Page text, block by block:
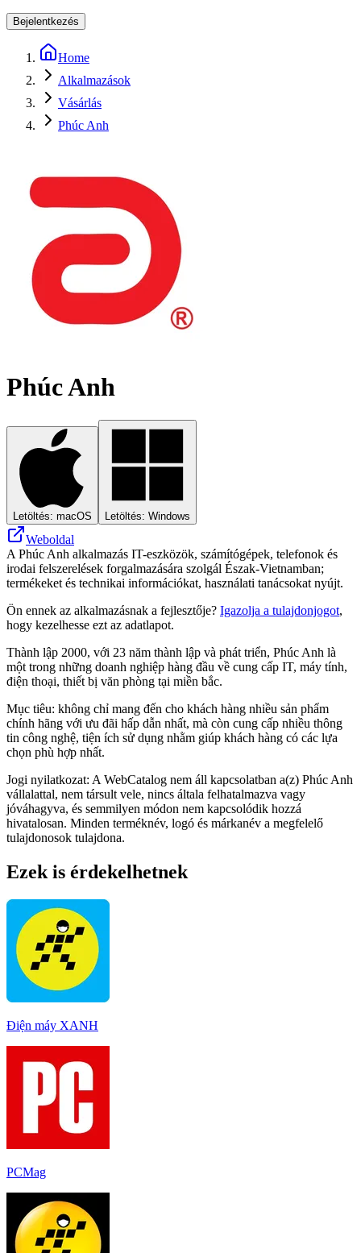
Bejelentkezés
Home
Alkalmazások
Vásárlás
Phúc Anh
Phúc Anh
Letöltés: macOS Letöltés: Windows
Weboldal
A Phúc Anh alkalmazás IT-eszközök, számítógépek, telefonok és
irodai felszerelések forgalmazására szolgál Észak-Vietnamban;
termékeket és technikai információkat, használati tanácsokat nyújt.
Ön ennek az alkalmazásnak a fejlesztője? Igazolja a tulajdonjogot,
hogy kezelhesse ezt az adatlapot.
Thành lập 2000, với 23 năm thành lập và phát triển, Phúc Anh là
một trong những doanh nghiệp hàng đầu về cung cấp IT, máy tính,
điện thoại, thiết bị văn phòng tại miền bắc.
Mục tiêu: không chỉ mang đến cho khách hàng nhiều sản phẩm
chính hãng với ưu đãi hấp dẫn nhất, mà còn cung cấp nhiều thông
tin công nghệ, tiện ích sử dụng nhằm giúp khách hàng có các lựa
chọn phù hợp nhất.
Jogi nyilatkozat: A WebCatalog nem áll kapcsolatban a(z) Phúc Anh
vállalattal, nem társult vele, nincs általa felhatalmazva vagy
jóváhagyva, és semmilyen módon nem kapcsolódik hozzá
hivatalosan. Minden terméknév, logó és márkanév a megfelelő
tulajdonosok tulajdona.
Ezek is érdekelhetnek
Điện máy XANH
PCMag